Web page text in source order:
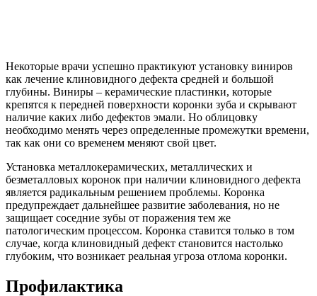
Некоторые врачи успешно практикуют установку виниров
как лечение клиновидного дефекта средней и большой
глубины. Виниры – керамические пластинки, которые
крепятся к передней поверхности коронки зуба и скрывают
наличие каких либо дефектов эмали. Но облицовку
необходимо менять через определенные промежутки времени,
так как они со временем меняют свой цвет.
Установка металлокерамических, металлических и
безметалловых коронок при наличии клиновидного дефекта
является радикальным решением проблемы. Коронка
предупреждает дальнейшее развитие заболевания, но не
защищает соседние зубы от поражения тем же
патологическим процессом. Коронка ставится только в том
случае, когда клиновидный дефект становится настолько
глубоким, что возникает реальная угроза отлома коронки.
Профилактика